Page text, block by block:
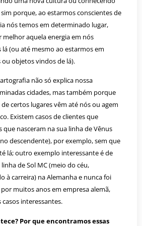
porque, ao estarmos conscientes de
nós temos em determinado lugar,
aquela energia em nós
(ou até mesmo ao estarmos em
objetos vindos de lá).
não só explica nossa
cidades, mas também porque
certos lugares vêm até nós ou agem
Existem casos de clientes que
que nasceram na sua linha de Vênus
descendente), por exemplo, sem que
lá; outro exemplo interessante é de
de Sol MC (meio do céu,
à carreira) na Alemanha e nunca foi
muitos anos em empresa alemã,
interessantes.
Por que encontramos essas